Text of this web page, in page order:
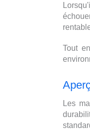
Tout
Les